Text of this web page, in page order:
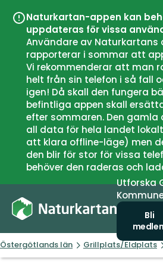
Naturkartan-appen kan
uppdateras för vissa
Användare av Naturkartans
rapporterar i sommar att
Vi rekommenderar att man
helt från sin telefon i så fall
igen! Då skall den fungera
befintliga appen skall
efter sommaren. Den gamla
all data för hela landet
att klara offline-läge) men
den blir för stor för vissa
behöver den raderas och
Utforska
Bli
Östergötlands län Grillplats/Eldplats